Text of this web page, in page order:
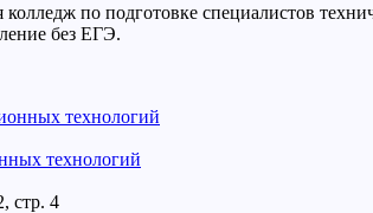
по подготовке специалистов
без ЕГЭ.
технологий
стр. 4